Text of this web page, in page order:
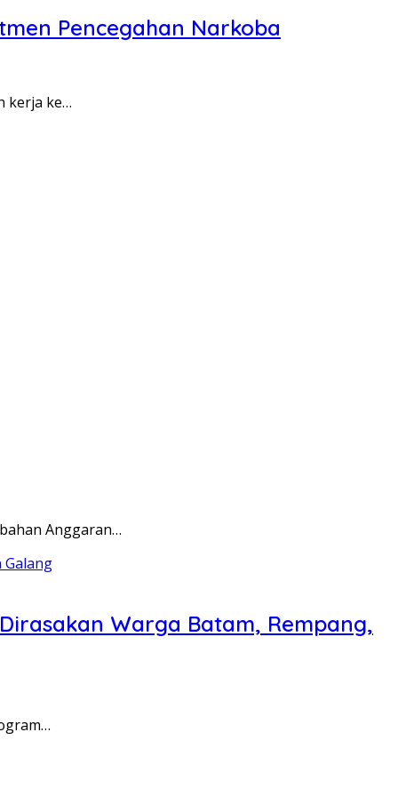
Pencegahan Narkoba
kerja ke…
Anggaran…
Warga Batam, Rempang,